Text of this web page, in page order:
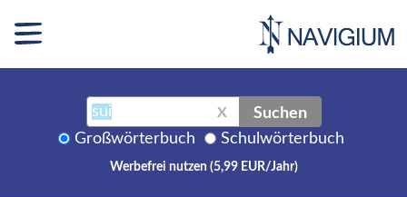
X Suchen
Großwörterbuch Schulwörterbuch
Werbefrei nutzen (5,99 EUR/Jahr)